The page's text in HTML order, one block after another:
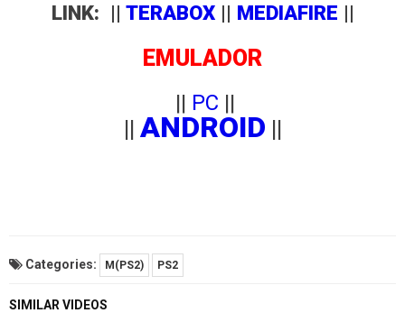
LINK: || TERABOX|| MEDIAFIRE ||
EMULADOR
|| PC ||
ANDROID
Categories: M(PS2) PS2
SIMILAR VIDEOS